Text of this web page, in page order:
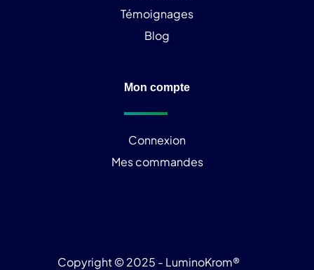
Témoignages
Blog
Mon compte
Connexion
Mes commandes
Copyright © 2025 - LuminoKrom®